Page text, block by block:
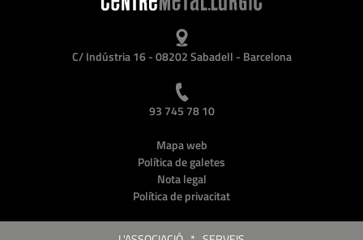
C/ Indústria 16 - 08202 Sabadell - Barcelona
93 745 78 10
Mapa web
Política de galetes
Nota legal
Política de privacitat